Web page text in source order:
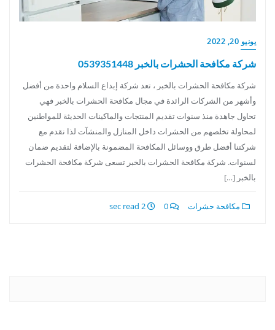
يونيو 20, 2022
شركة مكافحة الحشرات بالخبر 0539351448
شركة مكافحة الحشرات بالخبر ، تعد شركة إبداع السلام واحدة من أفضل
وأشهر من الشركات الرائدة في مجال مكافحة الحشرات بالخبر فهي
تحاول جاهدة منذ سنوات تقديم المنتجات والماكينات الحديثة للمواطنين
لمحاولة تخلصهم من الحشرات داخل المنازل والمنشآت لذا نقدم مع
شركتنا أفضل طرق ووسائل المكافحة المضمونة بالإضافة لتقديم ضمان
لسنوات. شركة مكافحة الحشرات بالخبر تسعى شركة مكافحة الحشرات
بالخبر […]
مكافحة حشرات